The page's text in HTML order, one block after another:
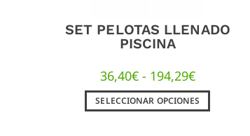
SET PELOTAS LLENADO
PISCINA
36,40€ - 194,29€
SELECCIONAR OPCIONES